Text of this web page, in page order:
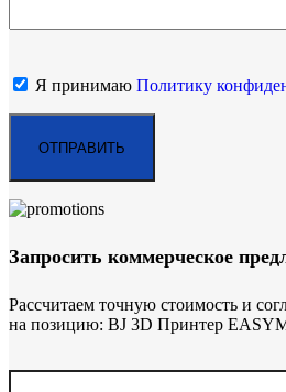
Я принимаю Политику
Запросить коммерческое
Рассчитаем точную стоимость и
на позицию: BJ 3D Принтер